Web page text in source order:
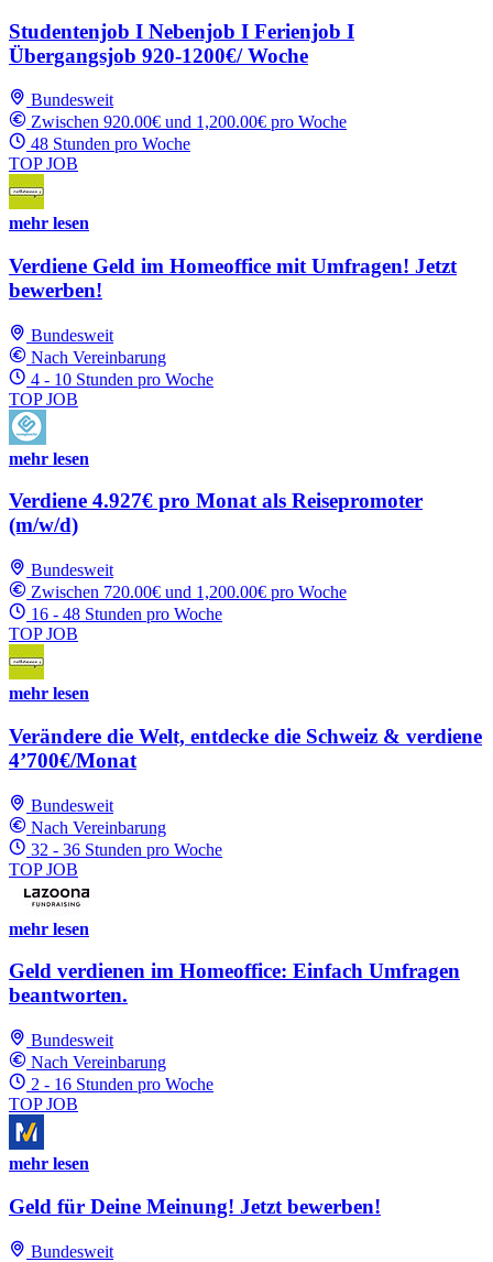
Studentenjob I Nebenjob I Ferienjob I
Übergangsjob 920-1200€/ Woche
Bundesweit
Zwischen 920.00€ und 1,200.00€ pro Woche
48 Stunden pro Woche
TOP JOB
mehr lesen
Verdiene Geld im Homeoffice mit Umfragen! Jetzt
bewerben!
Bundesweit
Nach Vereinbarung
4 - 10 Stunden pro Woche
TOP JOB
mehr lesen
Verdiene 4.927€ pro Monat als Reisepromoter
(m/w/d)
Bundesweit
Zwischen 720.00€ und 1,200.00€ pro Woche
16 - 48 Stunden pro Woche
TOP JOB
mehr lesen
Verändere die Welt, entdecke die Schweiz & verdiene
4’700€/Monat
Bundesweit
Nach Vereinbarung
32 - 36 Stunden pro Woche
TOP JOB
mehr lesen
Geld verdienen im Homeoffice: Einfach Umfragen
beantworten.
Bundesweit
Nach Vereinbarung
2 - 16 Stunden pro Woche
TOP JOB
mehr lesen
Geld für Deine Meinung! Jetzt bewerben!
Bundesweit